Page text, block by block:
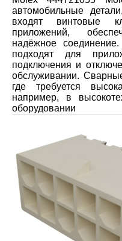
автомобильные
входят винтовые
приложений,
надёжное
подходят для
подключения и
обслуживании.
где требуется
например, в
оборудовании